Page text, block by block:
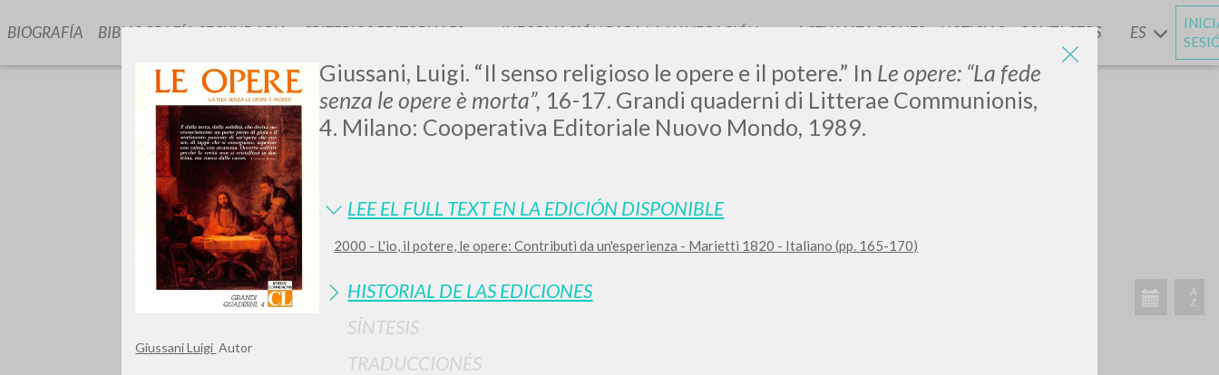
Giussani Luigi Autor
Giussani, Luigi. “Il senso religioso le opere e il potere.” In Le opere: “La fede
senza le opere è morta”, 16-17. Grandi quaderni di Litterae Communionis,
4. Milano: Cooperativa Editoriale Nuovo Mondo, 1989.
LEE EL FULL TEXT EN LA EDICIÓN DISPONIBLE
2000 - L'io, il potere, le opere: Contributi da un'esperienza - Marietti 1820 - Italiano (pp. 165-170)
HISTORIAL DE LAS EDICIONES
SÍNTESIS
TRADUCCIONÉS
LUIGI
GIUSSANI
scritti
BIOGRAFÍA BIBLIOGRAFÍA SECUNDARIA CRITERIOS EDITORIALES INFORMACIÓN PARA LA NAVEGACIÓN ACTUALIZACIONESYNOTICIAS CONTACTOS ES